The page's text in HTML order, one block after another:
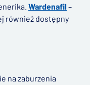
Wardenafil –
również dostępny
na zaburzenia